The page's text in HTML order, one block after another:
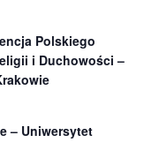
Polskiego
i Duchowości –
– Uniwersytet